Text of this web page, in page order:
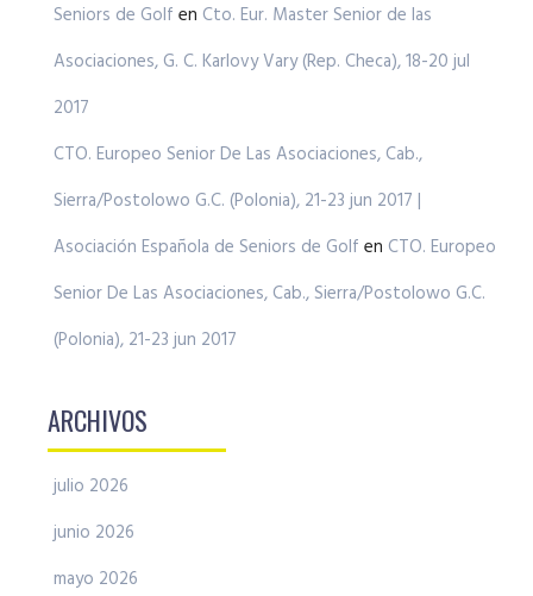
Seniors de Golf en Cto. Eur. Master Senior de las
Asociaciones, G. C. Karlovy Vary (Rep. Checa), 18-20 jul
2017
CTO. Europeo Senior De Las Asociaciones, Cab.,
Sierra/Postolowo G.C. (Polonia), 21-23 jun 2017 |
Asociación Española de Seniors de Golf en CTO. Europeo
Senior De Las Asociaciones, Cab., Sierra/Postolowo G.C.
(Polonia), 21-23 jun 2017
ARCHIVOS
julio 2026
junio 2026
mayo 2026